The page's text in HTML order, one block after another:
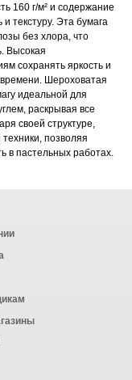
160 г/м² и содержание
текстуру. Эта бумага
без хлора, что
Высокая
сохранять яркость и
Шероховатая
идеальной для
раскрывая все
своей структуре,
позволяя
в пастельных работах.